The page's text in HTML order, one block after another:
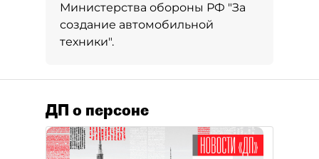
Министерства обороны РФ "За
создание автомобильной
техники".
ДП о персоне